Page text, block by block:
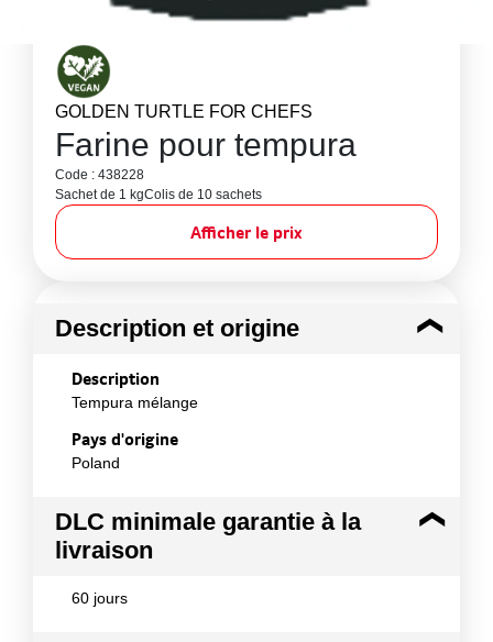
GOLDEN TURTLE FOR CHEFS
Farine pour tempura
Code : 438228
Sachet de 1 kgColis de 10 sachets
Afficher le prix
Description et origine
Description
Tempura mélange
Pays d'origine
Poland
DLC minimale garantie à la
livraison
60 jours